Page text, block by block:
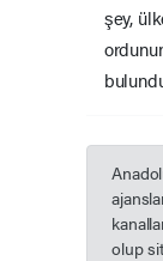
şey,
olup